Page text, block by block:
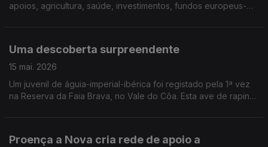
apoios, agricultura, saúde, investimentos, fundos europeus-
Uma descoberta surpreendente
15 mai. 2026
Um juvenil de águia-imperial-ibérica foi registado pela 1ª vez
na Reserva da Faia Brava, no Vale do Côa. Esta ave de rapina
Proença a Nova cria rede de apoio a